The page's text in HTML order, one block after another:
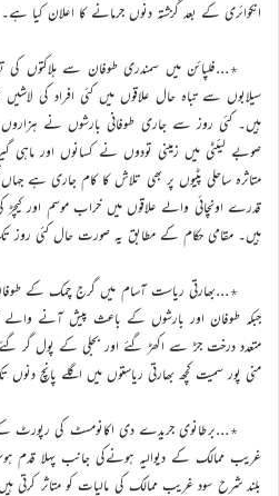
انکوائری کے بعد گزشتہ دنوں جرمانے کا اعلان کیا ہے۔
سیلابوں سے تباہ حال علاقوں میں کئی افراد کی
ہیں۔ کئی روز سے جاری طوفانی بارشوں نے ہزاروں
صوبے لیئٹی میں زمینی تودوں نے کسانوں اور
متاثرہ ساحلی پٹیوں پر بھی تلاش کا کام جاری ہے
قدرے اونچائی والے علاقوں میں خراب موسم اور کیچڑ
ہیں۔ مقامی حکام کے مطابق یہ صورت حال کئی روز
جبکہ طوفان اور بارشوں کے باعث پیش آنے والے
متعدد درخت جڑ سے اکھڑ گئے اور بجلی کے پول گر
منی پور سمیت کچھ بھارتی ریاستوں میں اگلے پانچ
٭…برطانوی جریدے دی اکانومسٹ کی رپورٹ کے
غریب ممالک کے دیوالیہ ہونےکی جانب پہلا قدم
بلند شرح سود غریب ممالک کی مالیات کو متاثر